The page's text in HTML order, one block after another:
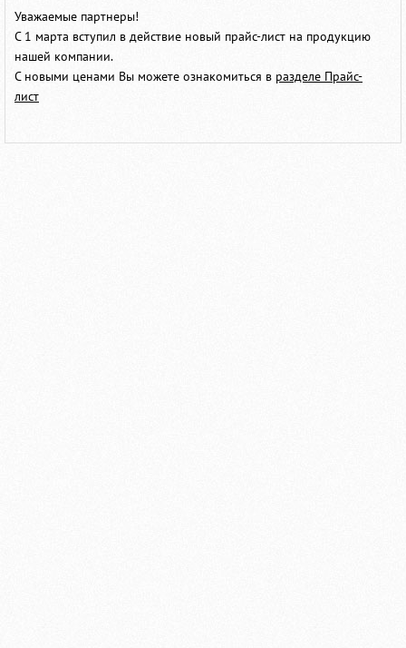
Уважаемые партнеры!
С 1 марта вступил в действие новый прайс-лист на продукцию
нашей компании.
С новыми ценами Вы можете ознакомиться в разделе Прайс-
лист